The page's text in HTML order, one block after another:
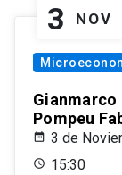
3 NOV
Pompeu
3 de
15:30